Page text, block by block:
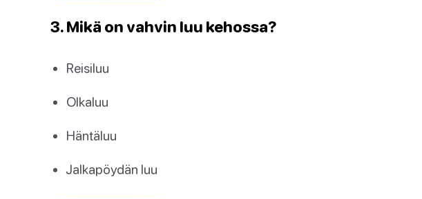
3. Mikä on vahvin luu kehossa?
Reisiluu
Olkaluu
Häntäluu
Jalkapöydän luu